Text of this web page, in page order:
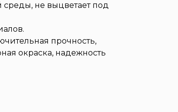
не выцветает под
прочность,
окраска, надежность